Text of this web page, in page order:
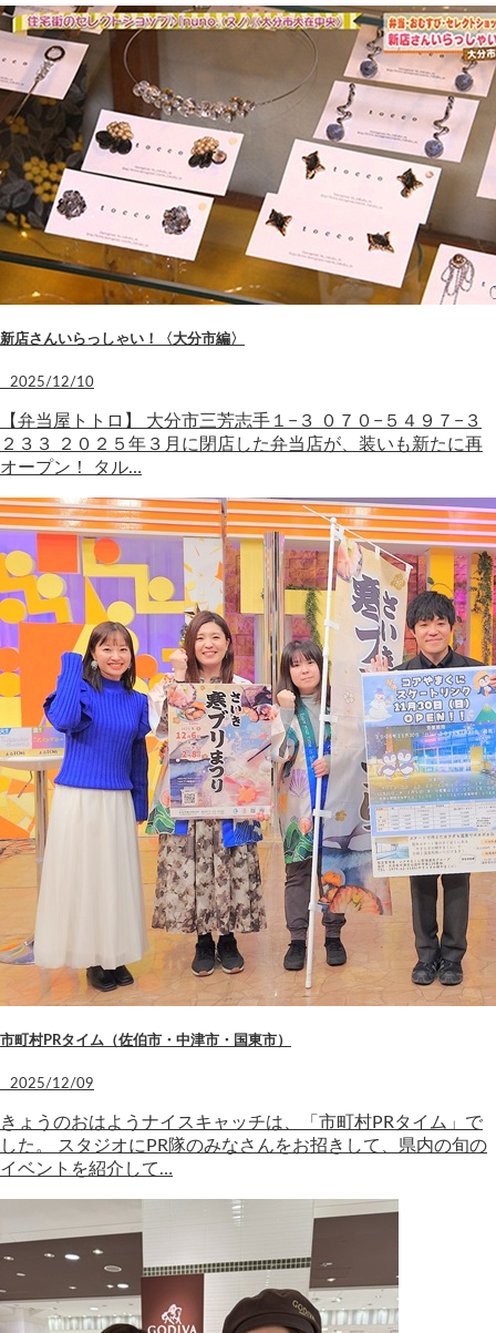
新店さんいらっしゃい！〈大分市編〉
2025/12/10
【弁当屋トトロ】 大分市三芳志手１−３ ０７０−５４９７−３
２３３ ２０２５年３月に閉店した弁当店が、装いも新たに再
オープン！ タル…
市町村PRタイム（佐伯市・中津市・国東市）
2025/12/09
きょうのおはようナイスキャッチは、「市町村PRタイム」で
した。 スタジオにPR隊のみなさんをお招きして、県内の旬の
イベントを紹介して…